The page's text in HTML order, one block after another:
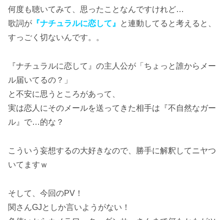
何度も聴いてみて、思ったことなんですけれど…
歌詞が 『ナチュラルに恋して』
と連動してると考えると、
すっごく切ないんです。。
『ナチュラルに恋して』の主人公が「ちょっと誰からメー
ル届いてるの？」
と不安に思うところがあって、
実は恋人にそのメールを送ってきた相手は『不自然なガー
ル』で…的な？
こういう妄想するの大好きなので、勝手に解釈してニヤつ
いてますｗ
そして、今回のPV！
関さんGJとしか言いようがない！